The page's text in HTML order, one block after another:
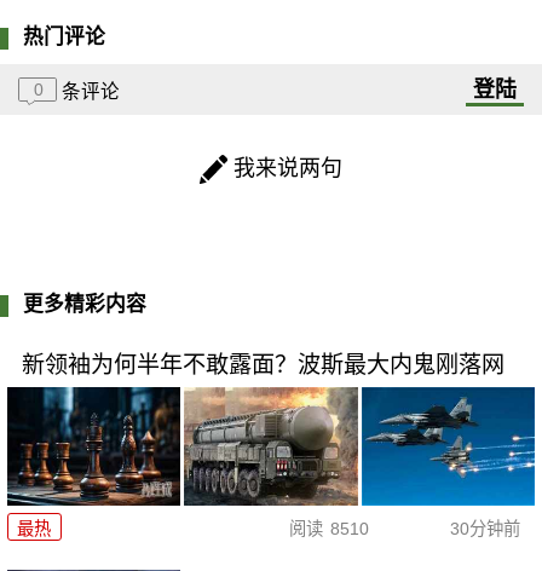
热门评论
0 条评论 登陆
我来说两句
更多精彩内容
新领袖为何半年不敢露面？波斯最大内鬼刚落网
最热 阅读 8510 30分钟前